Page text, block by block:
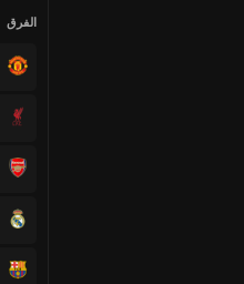
الفرق